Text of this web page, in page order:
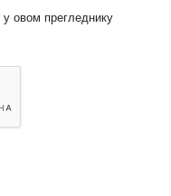
у овом прегледнику